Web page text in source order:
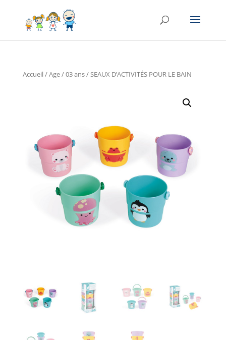
Accueil/Age/03 ans/ SEAUX D’ACTIVITÉS POUR LE BAIN